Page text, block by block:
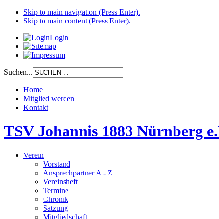
Skip to main navigation (Press Enter).
Skip to main content (Press Enter).
Login
Suchen...
Home
Mitglied werden
Kontakt
TSV Johannis 1883 Nürnberg
Verein
Vorstand
Ansprechpartner A - Z
Vereinsheft
Termine
Chronik
Satzung
Mitgliedschaft